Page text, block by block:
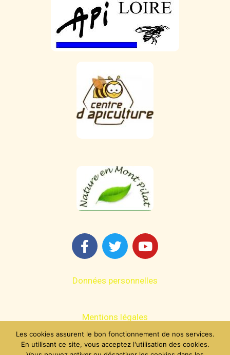
Données personnelles
Mentions légales
Les cookies assurent le bon fonctionnement de nos services.
En utilisant ce site, vous acceptez l'utilisation des cookies.